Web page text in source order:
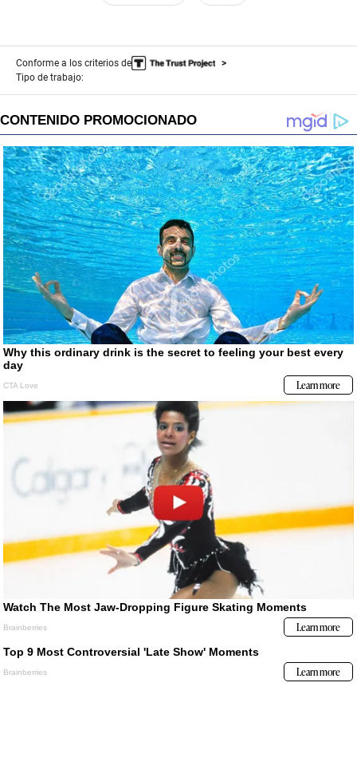
Conforme a los criterios de
Tipo de trabajo: